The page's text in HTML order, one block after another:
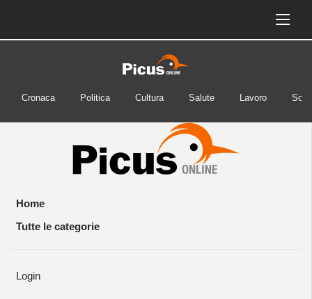
Cronaca Politica Cultura Salute Lavoro
Home
Tutte le categorie
Login